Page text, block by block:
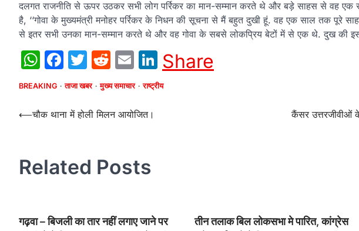
दलगत राजनीति से ऊपर उठकर सभी लोग पर्रिकर का मान-सम्मान करते थे और बड़े साहस से वह एक
है, ‘‘गोवा के मुख्यमंत्री मनोहर पर्रिकर के निधन की सूचना से मैं बहुत दुखी हूं. वह एक साल तक पूरे
से इतर सभी उनका मान-सम्मान करते थे और वह गोवा के सबसे लोकप्रिय बेटों में से एक थे. दुख की
WhatsApp
Facebook
Twitter
Reddit
EmailLinkedIn
Share
BREAKING ताजा खबर मुख्य समाचार राष्ट्रीय
Post
⟵चौक थाना में होली मिलन आयोजित।
कैंसर उत्तरजीवीओं के
Related Posts
गढ़वा – बिजली का तार नहीं लगाए जाने पर
तीन तलाक बिल लोकसभा मे पारित, कांग्रेस